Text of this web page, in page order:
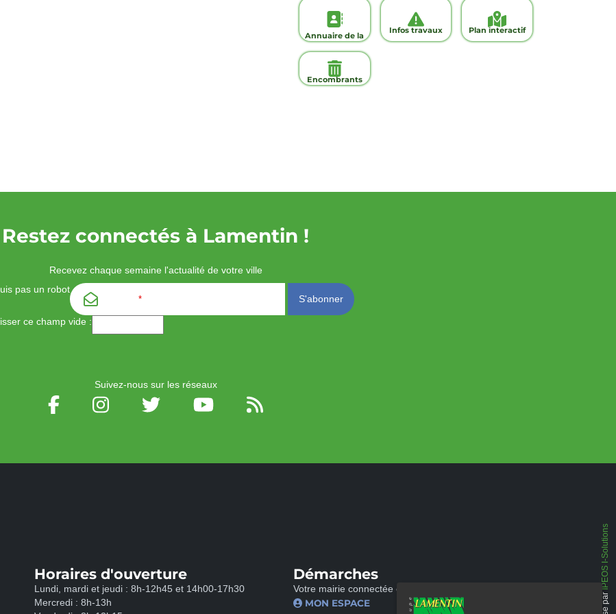
Annuaire de la
Infos travaux Plan interactif
Encombrants
Horaires d'ouverture
Lundi, mardi et jeudi : 8h-12h45 et 14h00-17h30
Mercredi : 8h-13h
Démarches
Votre mairie connectée et disponible 24/24
MON ESPACE
Restez connectés à Lamentin !
Recevez chaque semaine l'actualité de votre ville
pas un robot
*
ce champ vide :
Suivez-nous sur les réseaux
IPEOS I-Solutions